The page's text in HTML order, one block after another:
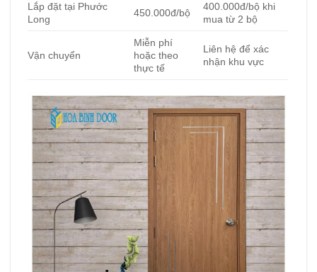
Lắp đặt tại Phước
Long
450.000đ/bộ
400.000đ/bộ khi
mua từ 2 bộ
Vận chuyển
Miễn phí
hoặc theo
thực tế
Liên hệ để xác
nhận khu vực